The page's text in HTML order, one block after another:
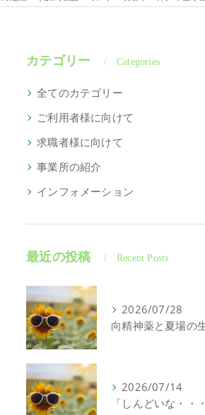
カテゴリー Categories
全てのカテゴリー
ご利用者様に向けて
求職者様に向けて
事業所の紹介
インフォメーション
最近の投稿 Recent Posts
2026/07/28
2026/07/14